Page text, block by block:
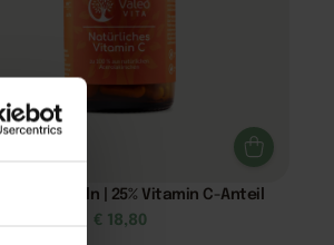
Kapseln | 25% Vitamin C-Anteil
€ 18,80